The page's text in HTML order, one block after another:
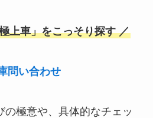
上車」をこっそり探す ／
問い合わせ
の極意や、具体的なチェッ